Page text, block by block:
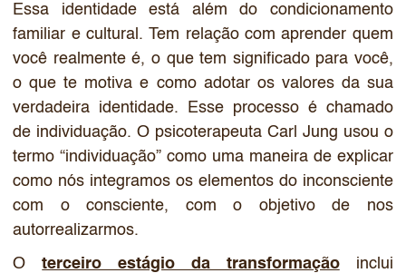
Essa identidade está além do condicionamento
familiar e cultural. Tem relação com aprender quem
você realmente é, o que tem significado para você,
o que te motiva e como adotar os valores da sua
verdadeira identidade. Esse processo é chamado
de individuação. O psicoterapeuta Carl Jung usou o
termo “individuação” como uma maneira de explicar
como nós integramos os elementos do inconsciente
com o consciente, com o objetivo de nos
autorrealizarmos.
Oterceiro estágio da transformaçãoinclui